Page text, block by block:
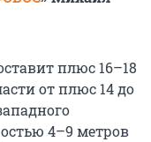
плюс 16–18
от плюс 14 до
4–9 метров